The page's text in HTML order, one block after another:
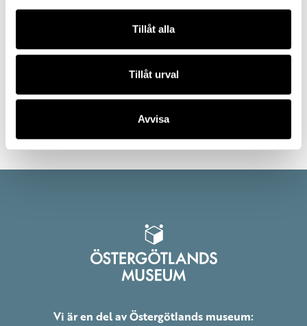
Tillåt alla
Tillåt urval
Avvisa
Rum 1
Vi är en del av Östergötlands museum: